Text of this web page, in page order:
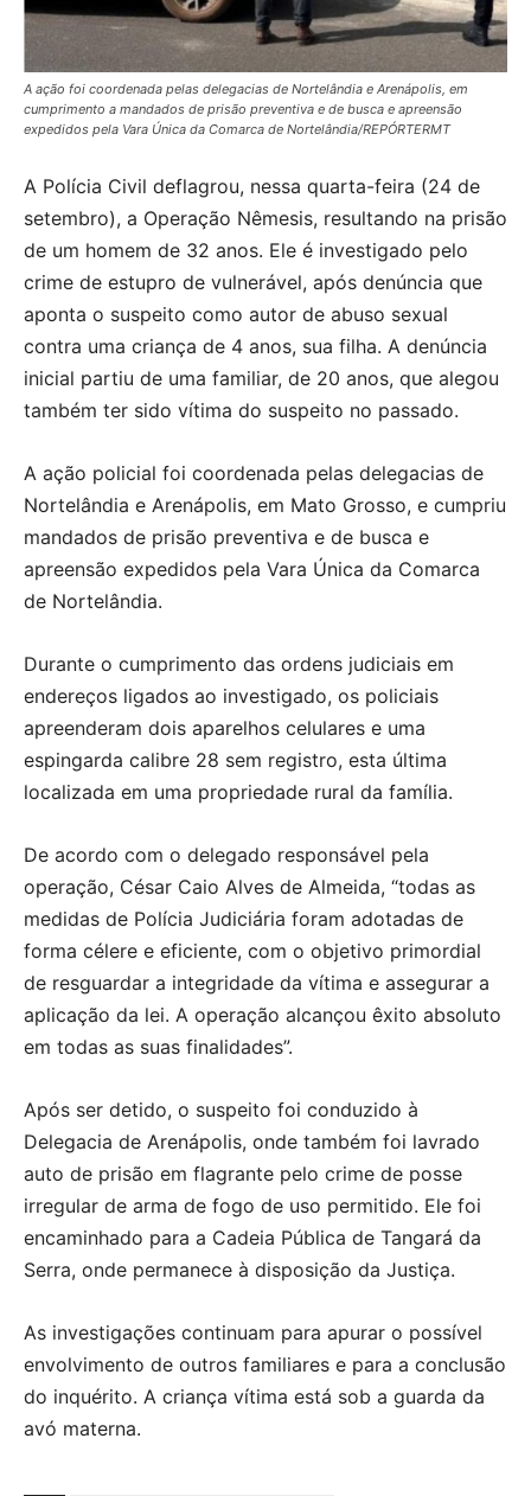
A ação foi coordenada pelas delegacias de Nortelândia e Arenápolis, em
cumprimento a mandados de prisão preventiva e de busca e apreensão
expedidos pela Vara Única da Comarca de Nortelândia/REPÓRTERMT
A Polícia Civil deflagrou, nessa quarta-feira (24 de
setembro), a Operação Nêmesis, resultando na prisão
de um homem de 32 anos. Ele é investigado pelo
crime de estupro de vulnerável, após denúncia que
aponta o suspeito como autor de abuso sexual
contra uma criança de 4 anos, sua filha. A denúncia
inicial partiu de uma familiar, de 20 anos, que alegou
também ter sido vítima do suspeito no passado.
A ação policial foi coordenada pelas delegacias de
Nortelândia e Arenápolis, em Mato Grosso, e cumpriu
mandados de prisão preventiva e de busca e
apreensão expedidos pela Vara Única da Comarca
de Nortelândia.
Durante o cumprimento das ordens judiciais em
endereços ligados ao investigado, os policiais
apreenderam dois aparelhos celulares e uma
espingarda calibre 28 sem registro, esta última
localizada em uma propriedade rural da família.
De acordo com o delegado responsável pela
operação, César Caio Alves de Almeida, “todas as
medidas de Polícia Judiciária foram adotadas de
forma célere e eficiente, com o objetivo primordial
de resguardar a integridade da vítima e assegurar a
aplicação da lei. A operação alcançou êxito absoluto
em todas as suas finalidades”.
Após ser detido, o suspeito foi conduzido à
Delegacia de Arenápolis, onde também foi lavrado
auto de prisão em flagrante pelo crime de posse
irregular de arma de fogo de uso permitido. Ele foi
encaminhado para a Cadeia Pública de Tangará da
Serra, onde permanece à disposição da Justiça.
As investigações continuam para apurar o possível
envolvimento de outros familiares e para a conclusão
do inquérito. A criança vítima está sob a guarda da
avó materna.